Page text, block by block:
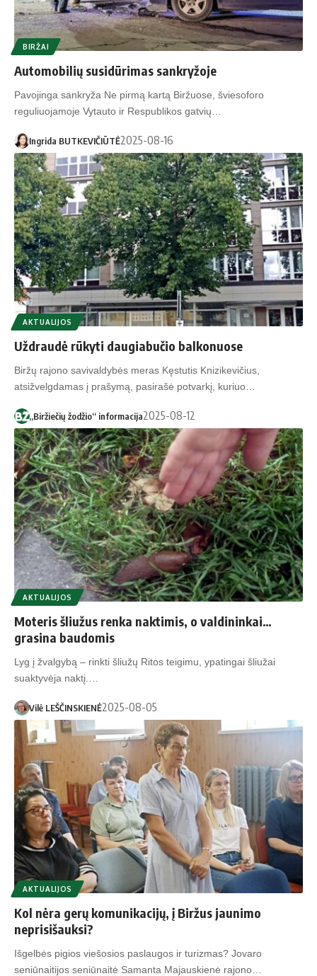
BIRŽAI
Automobilių susidūrimas sankryžoje
Pavojinga sankryža Ne pirmą kartą Biržuose, šviesoforo
reguliuojamoje Vytauto ir Respublikos gatvių…
Ingrida BUTKEVIČIŪTĖ2025-08-16
AKTUALIJOS
Uždraudė rūkyti daugiabučio balkonuose
Biržų rajono savivaldybės meras Kęstutis Knizikevičius,
atsižvelgdamas į prašymą, pasirašė potvarkį, kuriuo…
„Biržiečių žodžio“ informacija2025-08-12
AKTUALIJOS
Moteris šliužus renka naktimis, o valdininkai…
grasina baudomis
Lyg į žvalgybą – rinkti šliužų Ritos teigimu, ypatingai šliužai
suaktyvėja naktį.…
Vilė LEŠČINSKIENĖ2025-08-05
AKTUALIJOS
Kol nėra gerų komunikacijų, į Biržus jaunimo
neprisišauksi?
Išgelbės pigios viešosios paslaugos ir turizmas? Jovaro
seniūnaitijos seniūnaitė Samanta Majauskienė rajono…